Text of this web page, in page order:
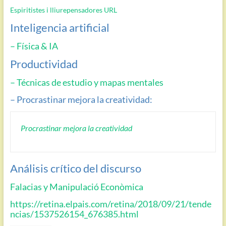
Espiritistes i lliurepensadoresURL
Inteligencia artificial
– Física & IA
Productividad
– Técnicas de estudio y mapas mentales
– Procrastinar mejora la creatividad:
Procrastinar mejora la creatividad
Análisis crítico del discurso
Falacias y Manipulació Econòmica
https://retina.elpais.com/retina/2018/09/21/tende
ncias/1537526154_676385.html